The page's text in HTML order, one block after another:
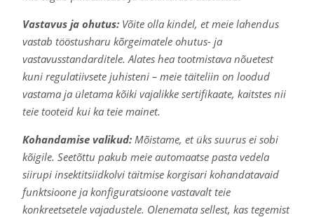
Vastavus ja ohutus:Võite olla kindel, et meie lahendus
vastab tööstusharu kõrgeimatele ohutus- ja
vastavusstandarditele. Alates hea tootmistava nõuetest
kuni regulatiivsete juhisteni – meie täiteliin on loodud
vastama ja ületama kõiki vajalikke sertifikaate, kaitstes nii
teie tooteid kui ka teie mainet.
Kohandamise valikud:Mõistame, et üks suurus ei sobi
kõigile. Seetõttu pakub meie automaatse pasta vedela
siirupi insektitsiidkolvi täitmise korgisari kohandatavaid
funktsioone ja konfiguratsioone vastavalt teie
konkreetsetele vajadustele. Olenemata sellest, kas tegemist